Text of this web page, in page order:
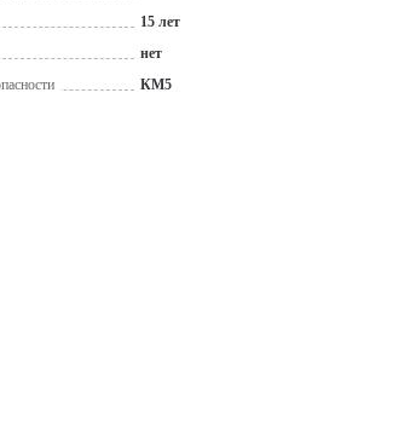
15 лет
нет
КМ5